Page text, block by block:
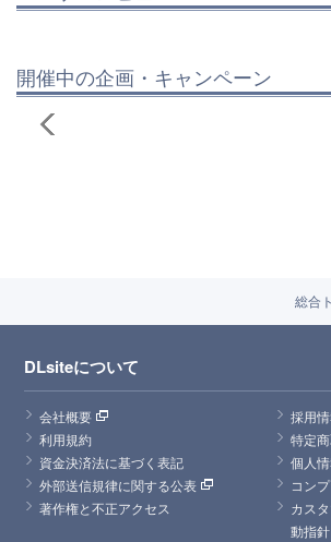
開催中の企画・キャンペーン
総合
DLsiteについて
会社概要
採用
利用規約
特定
資金決済法に基づく表記
個人
外部送信規律に関する公表
コン
著作権と不正アクセス
カス
動指針